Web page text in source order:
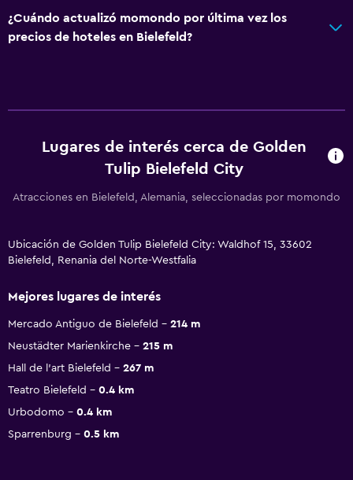
¿Cuándo actualizó momondo por última vez los
precios de hoteles en Bielefeld?
Lugares de interés cerca de Golden
Tulip Bielefeld City
Atracciones en Bielefeld, Alemania, seleccionadas por momondo
Ubicación de Golden Tulip Bielefeld City: Waldhof 15, 33602
Bielefeld, Renania del Norte-Westfalia
Mejores lugares de interés
Mercado Antiguo de Bielefeld
214 m
Neustädter Marienkirche
215 m
Hall de l'art Bielefeld
267 m
Teatro Bielefeld
0.4 km
Urbodomo
0.4 km
Sparrenburg
0.5 km